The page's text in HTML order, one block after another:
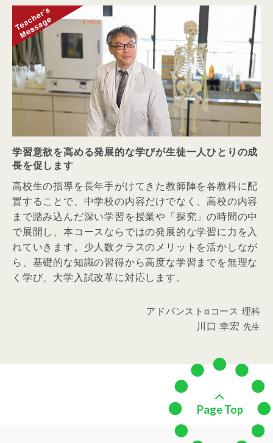
学習意欲を高める発展的な学びが生徒一人ひとりの成
長を促します
高校生の指導を長年手がけてきた教師陣を各教科に配
置することで、中学校の内容だけでなく、高校の内容
まで踏み込んだ深い学習を授業や「探究」の時間の中
で展開し、本コースならではの発展的な学習に力を入
れていきます。少人数クラスのメリットを活かしなが
ら、基礎的な知識の習得から高度な学習までを無理な
く学び、大学入試改革に対応します。
アドバンストαコース 理科
川口 幸宏 先生
Page Top